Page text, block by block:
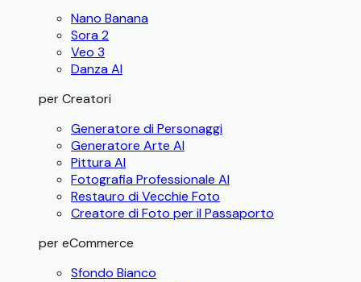
Nano Banana
Sora 2
Veo 3
Danza AI
per Creatori
Generatore di Personaggi
Generatore Arte AI
Pittura AI
Fotografia Professionale AI
Restauro di Vecchie Foto
Creatore di Foto per il Passaporto
per eCommerce
Sfondo Bianco